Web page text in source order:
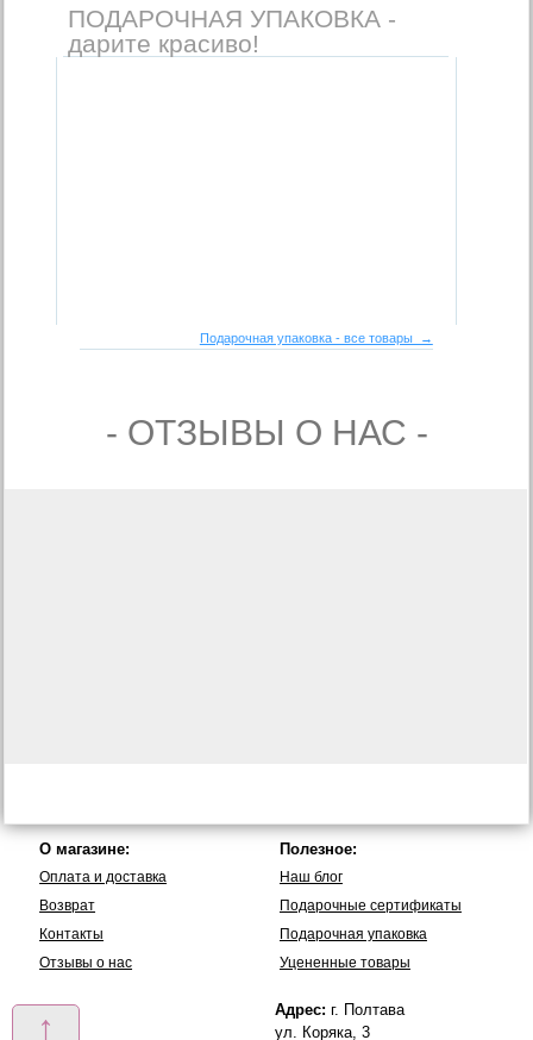
ПОДАРОЧНАЯ УПАКОВКА -
дарите красиво!
Подарочная упаковка - все товары →
- ОТЗЫВЫ О НАС -
↑
О магазине:
Оплата и доставка
Возврат
Контакты
Отзывы о нас
Полезное:
Наш блог
Подарочные сертификаты
Подарочная упаковка
Уцененные товары
Адрес: г. Полтава
ул. Коряка, 3